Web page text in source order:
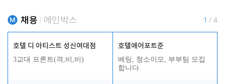
채용 메인박스 1 / 4
호텔 디 아티스트 성신여대점
3교대 프론트(격,비,비)
호텔에어포트준
베팅, 청소이모, 부부팀 모집
합니다.